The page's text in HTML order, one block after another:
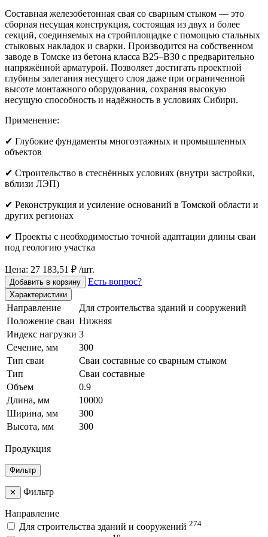
Составная железобетонная свая со сварным стыком — это
сборная несущая конструкция, состоящая из двух и более
секций, соединяемых на стройплощадке с помощью стальных
стыковых накладок и сварки. Производится на собственном
заводе в Томске из бетона класса B25–B30 с предварительно
напряжённой арматурой. Позволяет достигать проектной
глубины залегания несущего слоя даже при ограниченной
высоте монтажного оборудования, сохраняя высокую
несущую способность и надёжность в условиях Сибири.
Применение:
✔ Глубокие фундаменты многоэтажных и промышленных
объектов
✔ Строительство в стеснённых условиях (внутри застройки,
вблизи ЛЭП)
✔ Реконструкция и усиление оснований в Томской области и
других регионах
✔ Проекты с необходимостью точной адаптации длины сваи
под геологию участка
Цена: 27 183,51 ₽ /шт.
Добавить в корзину Есть вопрос?
Характеристики
Направление
Для строительства зданий и сооружений
Положение сваи Нижняя
Индекс нагрузки 3
Сечение, мм
300
Тип сваи
Сваи составные со сварным стыком
Тип
Сваи составные
Объем
0.9
Длина, мм
10000
Ширина, мм
300
Высота, мм
300
Продукция
Фильтр
✕ Фильтр
Направление
Для строительства зданий и сооружений 274